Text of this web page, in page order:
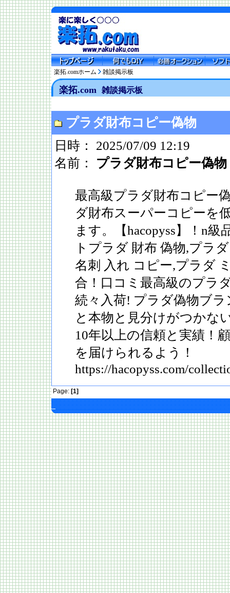
楽拓.comホーム 雑談掲示板
楽拓.com 雑談掲示板
プラダ財布コピー偽物
日時： 2025/07/09 12:19
名前： プラダ財布コピー偽物
最高級プラダ財布コピー
ダ財布スーパーコピーを
ます。【hacopyss】！n
トプラダ 財布 偽物,プラ
名刺 入れ コピー,プラダ
合！口コミ最高級のプラ
続々入荷! プラダ偽物ブ
と本物と見分けがつかな
10年以上の信頼と実績！
を届けられるよう！
https://hacopyss.com/
Page: [1]